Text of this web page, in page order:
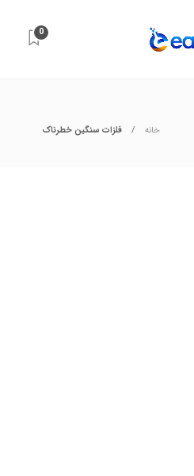
0
خانه فلزات سنگین خطرناک